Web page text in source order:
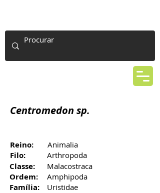
Centromedon sp.
Reino: Animalia
Filo: Arthropoda
Classe: Malacostraca
Ordem: Amphipoda
Família: Uristidae